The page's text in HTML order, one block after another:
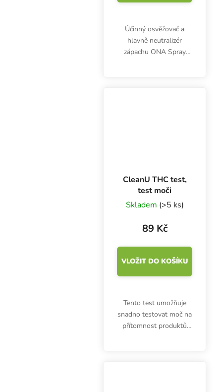
Účinný osvěžovač a
hlavně neutralizér
zápachu ONA Spray
CleanU THC test,
test moči
Skladem (>5 ks)
89 Kč
VLOŽIT DO KOŠÍKU
Tento test umožňuje
snadno testovat moč na
přítomnost produktů